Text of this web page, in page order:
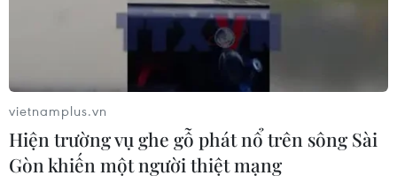
nhiều phương tiện thủng lốp trên
vietnamplus.vn
Hiện trường vụ ghe gỗ phát nổ trên sông Sài
Gòn khiến một người thiệt mạng